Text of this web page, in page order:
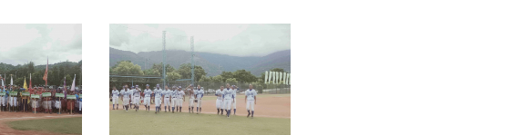
青年1090417